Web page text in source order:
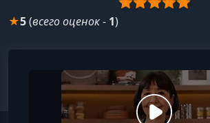
★5(всего оценок- 1)